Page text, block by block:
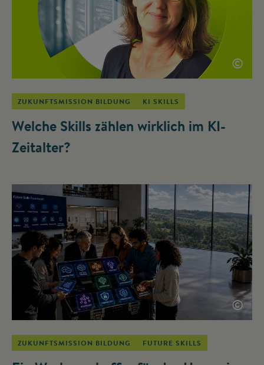
©
ZUKUNFTSMISSION BILDUNG KI SKILLS
Welche Skills zählen wirklich im KI-
Zeitalter?
©
ZUKUNFTSMISSION BILDUNG FUTURE SKILLS